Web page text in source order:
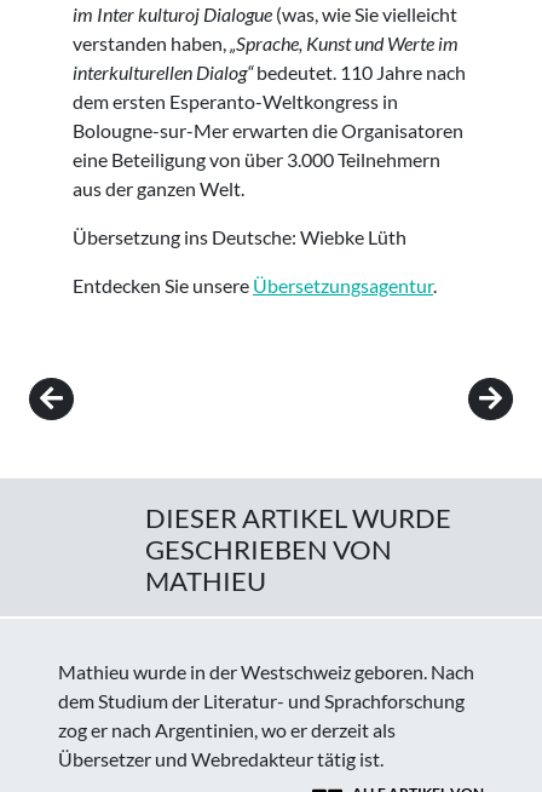
im Inter kulturoj Dialogue (was, wie Sie vielleicht
verstanden haben,„Sprache, Kunst und Werte im
interkulturellen Dialog“bedeutet. 110 Jahre nach
dem ersten Esperanto-Weltkongress in
Bolougne-sur-Mer erwarten die Organisatoren
eine Beteiligung von über 3.000 Teilnehmern
aus der ganzen Welt.
Übersetzung ins Deutsche: Wiebke Lüth
Entdecken Sie unsere Übersetzungsagentur.
Post navigation
DIESER ARTIKEL WURDE
GESCHRIEBEN VON
MATHIEU
Mathieu wurde in der Westschweiz geboren. Nach
dem Studium der Literatur- und Sprachforschung
zog er nach Argentinien, wo er derzeit als
Übersetzer und Webredakteur tätig ist.